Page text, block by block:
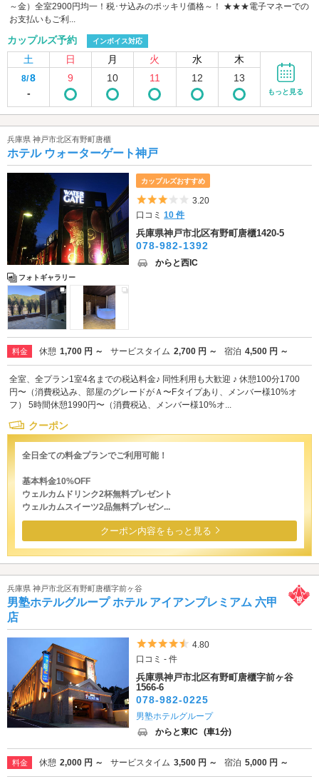
～金）全室2900円均一！税･サ込みのポッキリ価格～！ ★★★電子マネーでの
お支払いもご利...
カップルズ予約 インボイス対応
土 日 月 火 水 木
8/8
-
9 10 11 12 13
もっと見る
兵庫県 神戸市北区有野町唐櫃
ホテル ウォーターゲート神戸
フォトギャラリー
カップルズおすすめ
5つ星のうち3
3.20
口コミ10 件
兵庫県神戸市北区有野町唐櫃1420-5
078-982-1392
からと西IC
料金 休憩 1,700 円 ～ サービスタイム 2,700 円 ～ 宿泊 4,500 円 ～
全室、全プラン1室4名までの税込料金♪ 同性利用も大歓迎 ♪ 休憩100分1700
円〜（消費税込み、部屋のグレードがＡ〜Fタイプあり、メンバー様10%オ
フ） 5時間休憩1990円〜（消費税込、メンバー様10%オ...
クーポン
全日全ての料金プランでご利用可能！
基本料金10%OFF
ウェルカムドリンク2杯無料プレゼント
ウェルカムスイーツ2品無料プレゼン...
クーポン内容をもっと見る
兵庫県 神戸市北区有野町唐櫃字前ヶ谷
男塾ホテルグループ ホテル アイアンプレミアム 六甲
店
5つ星のうち4.5
4.80
口コミ - 件
兵庫県神戸市北区有野町唐櫃字前ヶ谷
1566-6
078-982-0225
男塾ホテルグループ
からと東IC (車1分)
料金 休憩 2,000 円 ～ サービスタイム 3,500 円 ～ 宿泊 5,000 円 ～